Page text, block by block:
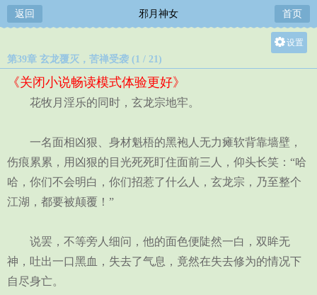
返回 邪月神女 首页
设置
第39章 玄龙覆灭，苦禅受袭 (1 / 21)
《关闭小说畅读模式体验更好》
花牧月淫乐的同时，玄龙宗地牢。
一名面相凶狠、身材魁梧的黑袍人无力瘫软背靠墙壁，
伤痕累累，用凶狠的目光死死盯住面前三人，仰头长笑：“哈
哈，你们不会明白，你们招惹了什么人，玄龙宗，乃至整个
江湖，都要被颠覆！”
说罢，不等旁人细问，他的面色便陡然一白，双眸无
神，吐出一口黑血，失去了气息，竟然在失去修为的情况下
自尽身亡。